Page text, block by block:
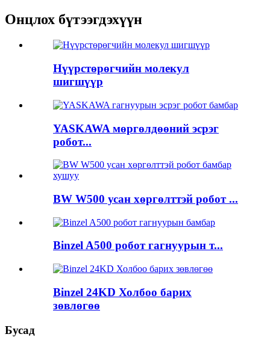
Онцлох бүтээгдэхүүн
Нүүрстөрөгчийн молекул
шигшүүр
YASKAWA мөргөлдөөний эсрэг
робот...
BW W500 усан хөргөлттэй робот ...
Binzel A500 робот гагнуурын т...
Binzel 24KD Холбоо барих
зөвлөгөө
Бусад